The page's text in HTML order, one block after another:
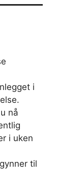
i
nå
i uken
til